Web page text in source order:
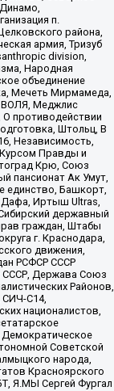
п.
района,
армия, Тризуб
division,
Народная
объединение
Мечеть Мирмамеда,
ВОЛЯ, Меджлис
противодействии
Штольц, В
Независимость,
Правды и
Крю, Союз
пансионат Ак Умут,
единство, Башкорт,
Дафа, Иртыш Ultras,
державный
граждан, Штабы
г. Краснодара,
движения,
РСФСР СССР
СССР, Держава Союз
Районов,
СИЧ-С14,
националистов,
Советской
народа,
Красноярского
Я.МЫ Сергей Фургал